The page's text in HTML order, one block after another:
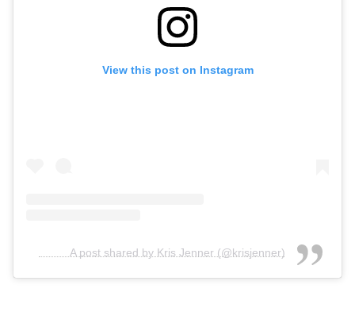
View this post on Instagram
A post shared by Kris Jenner (@krisjenner)